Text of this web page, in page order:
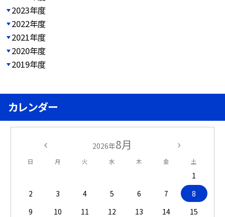
2023年度
2022年度
2021年度
2020年度
2019年度
カレンダー
2026年8月
日 月 火 水 木 金 土
1
2
3 4 5 6 7
8
9
10 11 12 13 14
15